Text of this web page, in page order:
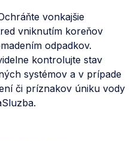
vonkajšie
vniknutím koreňov
odpadkov.
kontrolujte stav
systémov a v prípade
či príznakov úniku vody